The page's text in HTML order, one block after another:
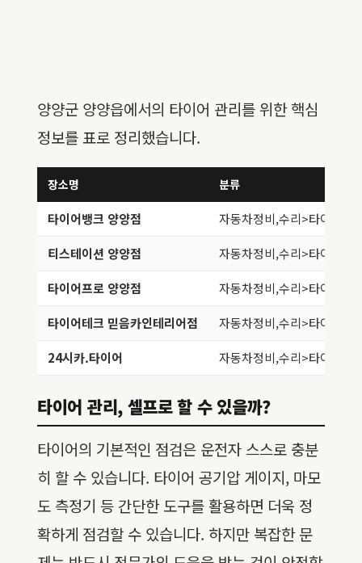
양양군 양양읍에서의 타이어 관리를 위한 핵심
정보를 표로 정리했습니다.
장소명 분류
타이어뱅크 양양점 자동차정비,수리>타이어,휠
티스테이션 양양점 자동차정비,수리>타이어,휠
타이어프로 양양점 자동차정비,수리>타이어,휠
타이어테크 믿음카인테리어점 자동차정비,수리>타이어,휠
24시카.타이어 자동차정비,수리>타이어,휠
타이어 관리, 셀프로 할 수 있을까?
타이어의 기본적인 점검은 운전자 스스로 충분
히 할 수 있습니다. 타이어 공기압 게이지, 마모
도 측정기 등 간단한 도구를 활용하면 더욱 정
확하게 점검할 수 있습니다. 하지만 복잡한 문